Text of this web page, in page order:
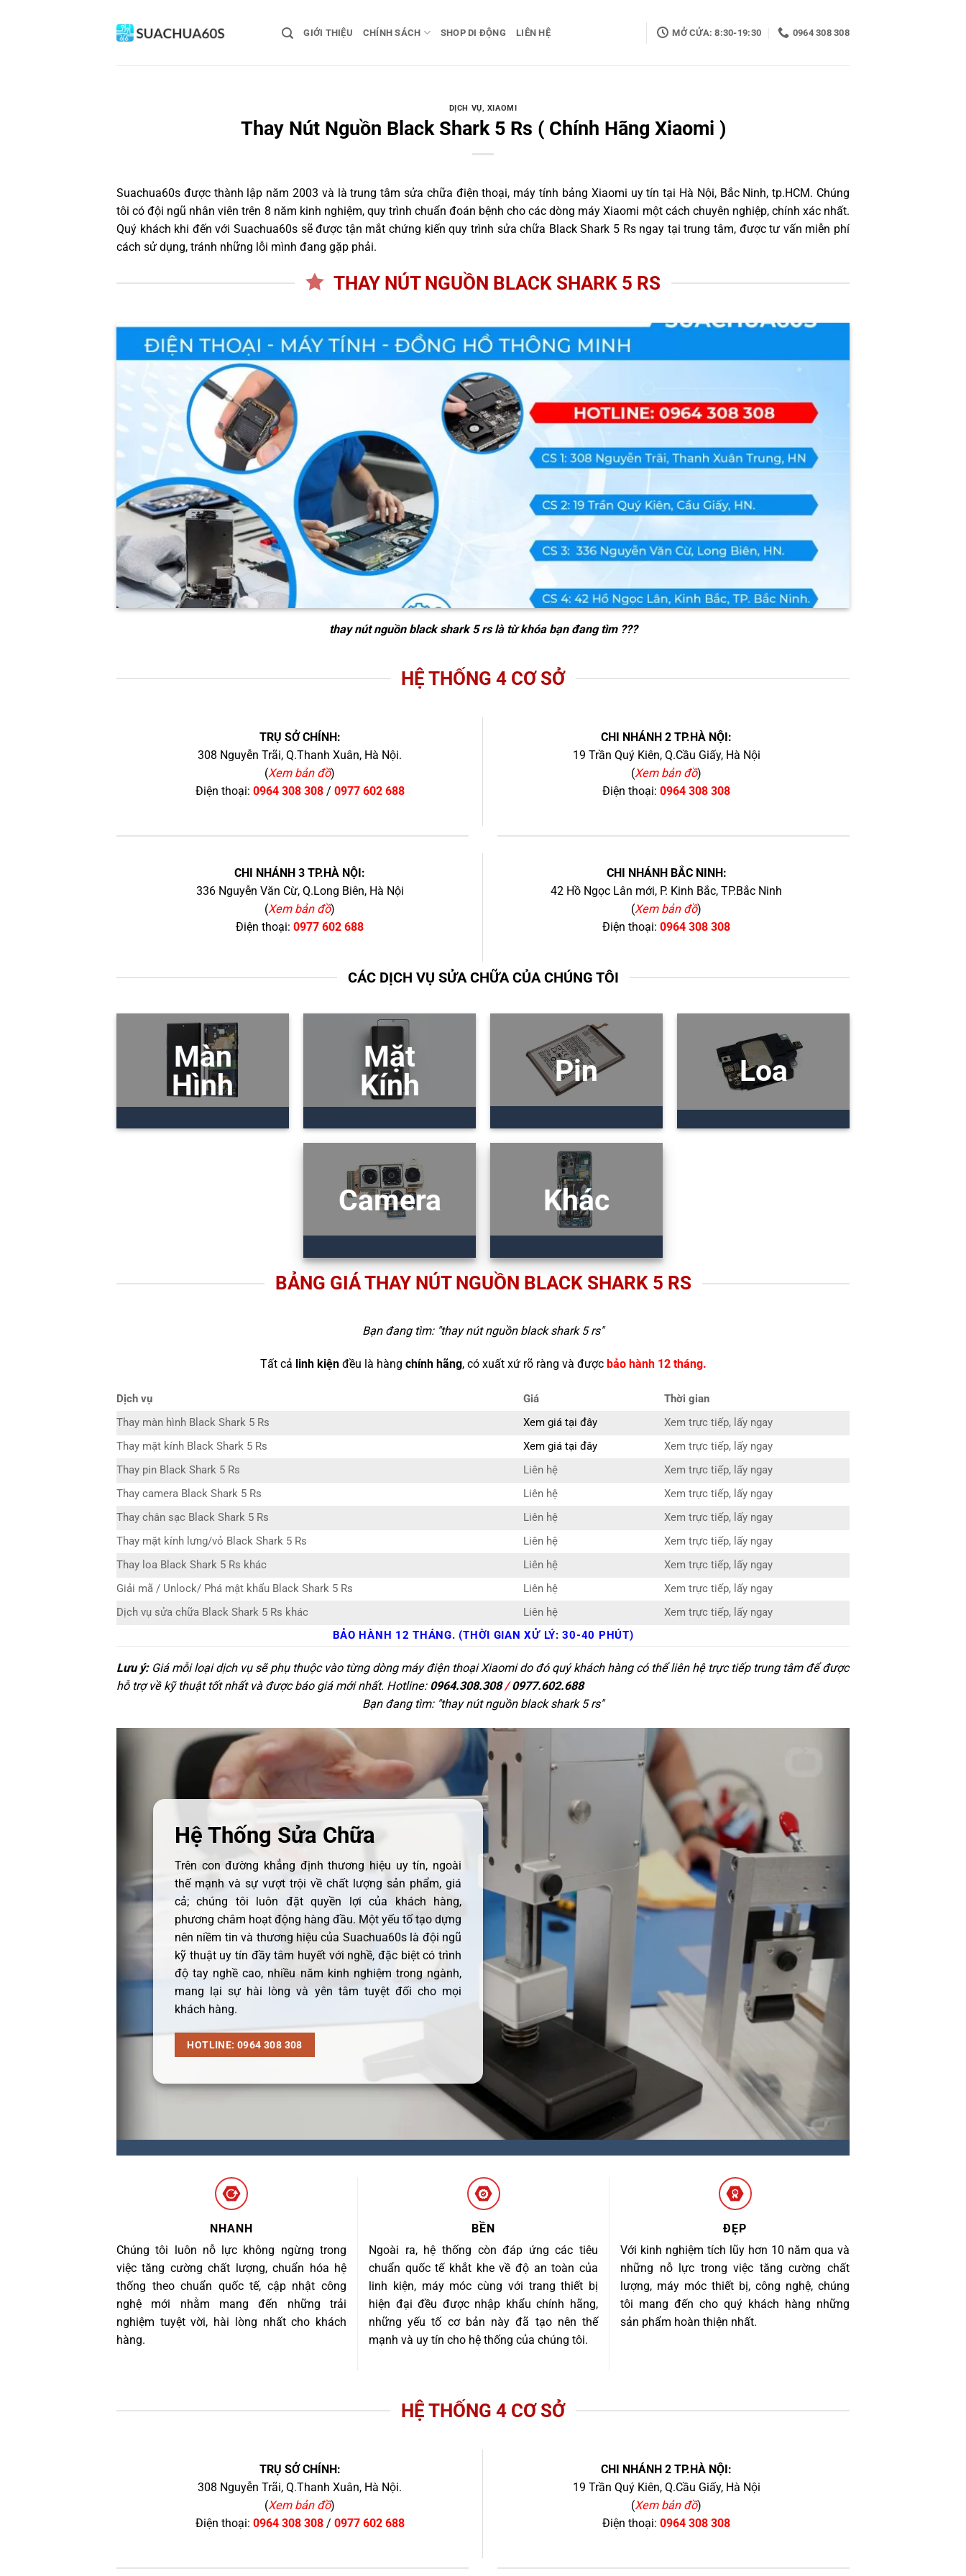
GIỚI THIỆU CHÍNH SÁCH SHOP DI ĐỘNG LIÊN HỆ MỞ CỬA: 8:30-19:30 0964 308 308
DỊCH VỤ, XIAOMI
Thay Nút Nguồn Black Shark 5 Rs ( Chính Hãng Xiaomi )
Suachua60s được thành lập năm 2003 và là trung tâm sửa chữa điện thoại, máy tính bảng Xiaomi uy tín tại Hà Nội, Bắc Ninh, tp.HCM. Chúng
tôi có đội ngũ nhân viên trên 8 năm kinh nghiệm, quy trình chuẩn đoán bệnh cho các dòng máy Xiaomi một cách chuyên nghiệp, chính xác nhất.
Quý khách khi đến với Suachua60s sẽ được tận mắt chứng kiến quy trình sửa chữa Black Shark 5 Rs ngay tại trung tâm, được tư vấn miễn phí
cách sử dụng, tránh những lỗi mình đang gặp phải.
THAY NÚT NGUỒN BLACK SHARK 5 RS
thay nút nguồn black shark 5 rslà từ khóa bạn đang tìm ???
HỆ THỐNG 4 CƠ SỞ
TRỤ SỞ CHÍNH:
308 Nguyễn Trãi, Q.Thanh Xuân, Hà Nội.
(Xem bản đồ)
Điện thoại: 0964 308 308/ 0977 602 688
CHI NHÁNH 2 TP.HÀ NỘI:
19 Trần Quý Kiên, Q.Cầu Giấy, Hà Nội
(Xem bản đồ)
Điện thoại: 0964 308 308
CHI NHÁNH 3 TP.HÀ NỘI:
336 Nguyễn Văn Cừ, Q.Long Biên, Hà Nội
(Xem bản đồ)
Điện thoại: 0977 602 688
CHI NHÁNH BẮC NINH:
42 Hồ Ngọc Lân mới, P. Kinh Bắc, TP.Bắc Ninh
(Xem bản đồ)
Điện thoại: 0964 308 308
CÁC DỊCH VỤ SỬA CHỮA CỦA CHÚNG TÔI
Màn
Hình
Mặt
Kính
Pin Loa
Camera Khác
BẢNG GIÁ THAY NÚT NGUỒN BLACK SHARK 5 RS
Bạn đang tìm: "thay nút nguồn black shark 5 rs"
Tất cả linh kiệnđều là hàng chính hãng, có xuất xứ rõ ràng và được bảo hành 12 tháng.
Dịch vụ Giá
Thời gian
Thay màn hình Black Shark 5 Rs
Xem giá tại đây
Xem trực tiếp, lấy ngay
Thay mặt kính Black Shark 5 Rs
Xem giá tại đây
Xem trực tiếp, lấy ngay
Thay pin Black Shark 5 Rs
Liên hệ
Xem trực tiếp, lấy ngay
Thay camera Black Shark 5 Rs
Liên hệ
Xem trực tiếp, lấy ngay
Thay chân sạc Black Shark 5 Rs
Liên hệ
Xem trực tiếp, lấy ngay
Thay mặt kính lưng/vỏ Black Shark 5 Rs
Liên hệ
Xem trực tiếp, lấy ngay
Thay loa Black Shark 5 Rs khác
Liên hệ
Xem trực tiếp, lấy ngay
Giải mã / Unlock/ Phá mật khẩu Black Shark 5 Rs
Liên hệ
Xem trực tiếp, lấy ngay
Dịch vụ sửa chữa Black Shark 5 Rs khác
Liên hệ
Xem trực tiếp, lấy ngay
BẢO HÀNH 12 THÁNG. (THỜI GIAN XỬ LÝ: 30-40 PHÚT)
Lưu ý:Giá mỗi loại dịch vụ sẽ phụ thuộc vào từng dòng máy điện thoại Xiaomi do đó quý khách hàng có thể liên hệ trực tiếp trung tâm để được
hỗ trợ về kỹ thuật tốt nhất và được báo giá mới nhất. Hotline: 0964.308.308/0977.602.688
Bạn đang tìm: "thay nút nguồn black shark 5 rs"
Hệ Thống Sửa Chữa
Trên con đường khẳng định thương hiệu uy tín, ngoài
thế mạnh và sự vượt trội về chất lượng sản phẩm, giá
cả; chúng tôi luôn đặt quyền lợi của khách hàng,
phương châm hoạt động hàng đầu. Một yếu tố tạo dựng
nên niềm tin và thương hiệu của Suachua60s là đội ngũ
kỹ thuật uy tín đầy tâm huyết với nghề, đặc biệt có trình
độ tay nghề cao, nhiều năm kinh nghiệm trong ngành,
mang lại sự hài lòng và yên tâm tuyệt đối cho mọi
khách hàng.
HOTLINE: 0964 308 308
NHANH
Chúng tôi luôn nỗ lực không ngừng trong
việc tăng cường chất lượng, chuẩn hóa hệ
thống theo chuẩn quốc tế, cập nhật công
nghệ mới nhằm mang đến những trải
nghiệm tuyệt vời, hài lòng nhất cho khách
hàng.
BỀN
Ngoài ra, hệ thống còn đáp ứng các tiêu
chuẩn quốc tế khắt khe về độ an toàn của
linh kiện, máy móc cùng với trang thiết bị
hiện đại đều được nhập khẩu chính hãng,
những yếu tố cơ bản này đã tạo nên thế
mạnh và uy tín cho hệ thống của chúng tôi.
ĐẸP
Với kinh nghiệm tích lũy hơn 10 năm qua và
những nỗ lực trong việc tăng cường chất
lượng, máy móc thiết bị, công nghệ, chúng
tôi mang đến cho quý khách hàng những
sản phẩm hoàn thiện nhất.
HỆ THỐNG 4 CƠ SỞ
TRỤ SỞ CHÍNH:
308 Nguyễn Trãi, Q.Thanh Xuân, Hà Nội.
(Xem bản đồ)
Điện thoại: 0964 308 308/ 0977 602 688
CHI NHÁNH 2 TP.HÀ NỘI:
19 Trần Quý Kiên, Q.Cầu Giấy, Hà Nội
(Xem bản đồ)
Điện thoại: 0964 308 308